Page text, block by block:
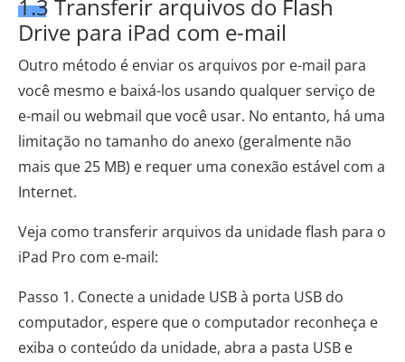
1.3 Transferir arquivos do Flash
Drive para iPad com e-mail
Outro método é enviar os arquivos por e-mail para
você mesmo e baixá-los usando qualquer serviço de
e-mail ou webmail que você usar. No entanto, há uma
limitação no tamanho do anexo (geralmente não
mais que 25 MB) e requer uma conexão estável com a
Internet.
Veja como transferir arquivos da unidade flash para o
iPad Pro com e-mail:
Passo 1. Conecte a unidade USB à porta USB do
computador, espere que o computador reconheça e
exiba o conteúdo da unidade, abra a pasta USB e